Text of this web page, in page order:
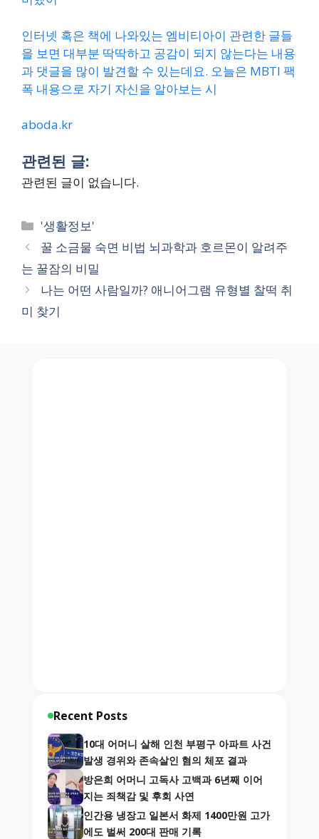
인터넷 혹은 책에 나와있는 엠비티아이 관련한 글들
을 보면 대부분 딱딱하고 공감이 되지 않는다는 내용
과 댓글을 많이 발견할 수 있는데요. 오늘은 MBTI 팩
폭 내용으로 자기 자신을 알아보는 시
aboda.kr
관련된 글:
관련된 글이 없습니다.
Categories
'생활정보'
꿀 소금물 숙면 비법 뇌과학과 호르몬이 알려주
는 꿀잠의 비밀
나는 어떤 사람일까? 애니어그램 유형별 찰떡 취
미 찾기
Recent Posts
10대 어머니 살해 인천 부평구 아파트 사건
발생 경위와 존속살인 혐의 체포 결과
방은희 어머니 고독사 고백과 6년째 이어
지는 죄책감 및 후회 사연
인간용 냉장고 일본서 화제 1400만원 고가
에도 벌써 200대 판매 기록